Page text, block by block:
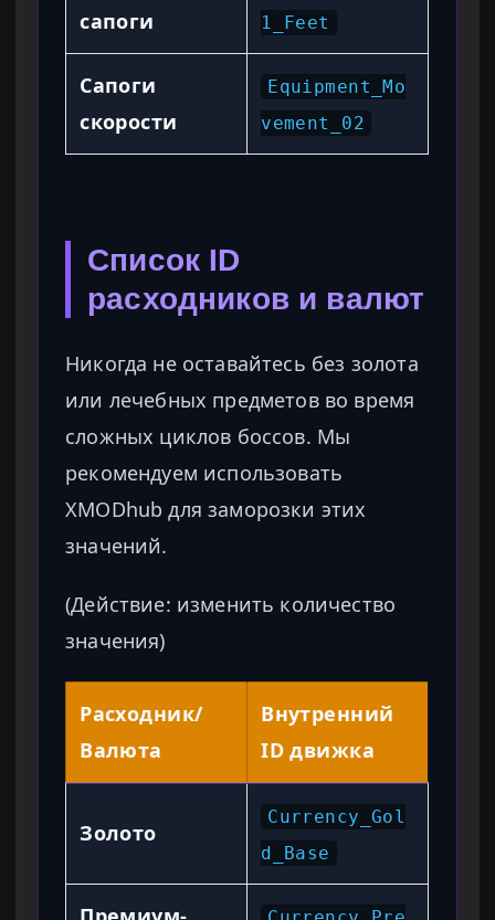
сапоги
1_Feet
Сапоги
скорости
Equipment_Mo
vement_02
Список ID
расходников и валют
Никогда не оставайтесь без золота
или лечебных предметов во время
сложных циклов боссов. Мы
рекомендуем использовать
XMODhub для заморозки этих
значений.
(Действие: изменить количество
значения)
Расходник/
Валюта
Внутренний
ID движка
Золото
Currency_Gol
d_Base